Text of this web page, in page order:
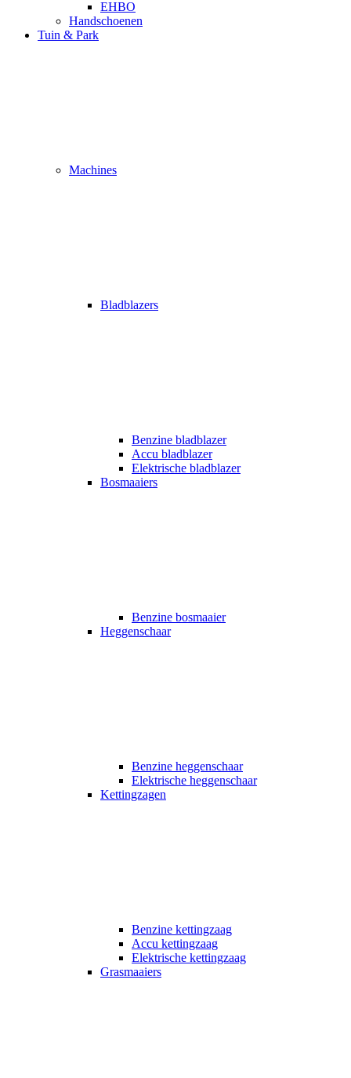
EHBO
Handschoenen
Tuin & Park
Machines
Bladblazers
Benzine bladblazer
Accu bladblazer
Elektrische bladblazer
Bosmaaiers
Benzine bosmaaier
Heggenschaar
Benzine heggenschaar
Elektrische heggenschaar
Kettingzagen
Benzine kettingzaag
Accu kettingzaag
Elektrische kettingzaag
Grasmaaiers